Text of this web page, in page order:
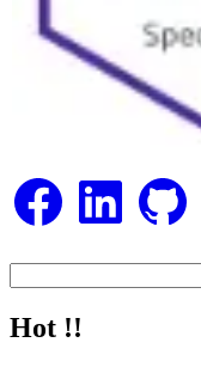
FacebookLinkedIn GitHub
關
Hot !!